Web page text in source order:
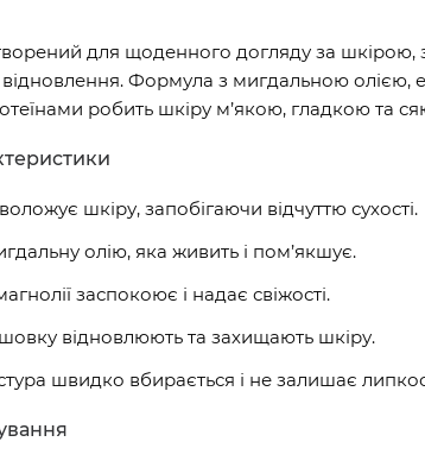
для щоденного догляду за шкірою,
Формула з мигдальною олією,
робить шкіру м’якою, гладкою та
шкіру, запобігаючи відчуттю сухості.
олію, яка живить і пом’якшує.
заспокоює і надає свіжості.
відновлюють та захищають шкіру.
швидко вбирається і не залишає